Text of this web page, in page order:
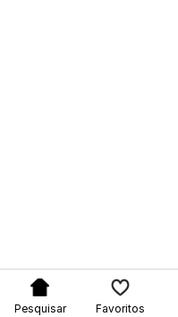
Pesquisar Favoritos